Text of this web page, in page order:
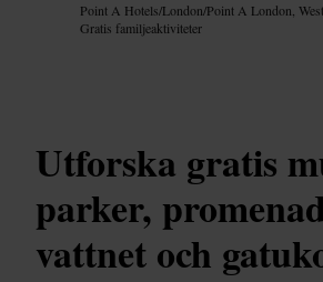
Point A Hotels/London/Point A London,
Gratis familjeaktiviteter
Utforska gratis
parker,
vattnet och